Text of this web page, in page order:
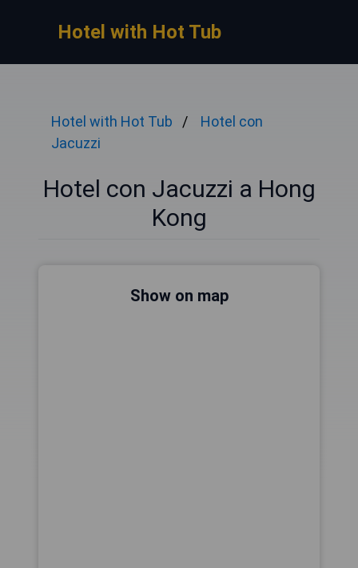
Hotel with Hot Tub
Hotel with Hot Tub
Hotel con
Jacuzzi
Hotel con Jacuzzi a Hong
Kong
Show on map